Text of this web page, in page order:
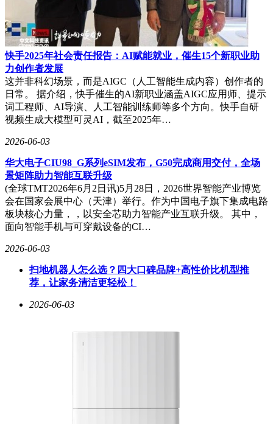
一个领导者如果真的无私起来，就容易正大光明，做判断和决
策时也会更加明智。而且，只有战胜自己的自私和狭隘，才能
让别人心悦诚服。从这点来说，许多老板与任正非之间确实存
在天壤之别。
我们学习任正非，不仅仅是学习他的成功经验和方法，更是学
习他的思想境界和思维方式。他的成功，是一种思维方式的胜
利，是一种超越自我、融入集体的境界的体现。这种境界，值
得我们每个人去追求和学习。
快手2025年社会责任报告：AI赋能就业，催生15个新职业助
力创作者发展
这并非科幻场景，而是AIGC（人工智能生成内容）创作者的
日常。 据介绍，快手催生的AI新职业涵盖AIGC应用师、提示
词工程师、AI导演、人工智能训练师等多个方向。快手自研
视频生成大模型可灵AI，截至2025年…
2026-06-03
华大电子CIU98_G系列eSIM发布，G50完成商用交付，全场
景矩阵助力智能互联升级
(全球TMT2026年6月2日讯)5月28日，2026世界智能产业博览
会在国家会展中心（天津）举行。作为中国电子旗下集成电路
板块核心力量，，以安全芯助力智能产业互联升级。 其中，
面向智能手机与可穿戴设备的CI…
2026-06-03
扫地机器人怎么选？四大口碑品牌+高性价比机型推
荐，让家务清洁更轻松！
2026-06-03